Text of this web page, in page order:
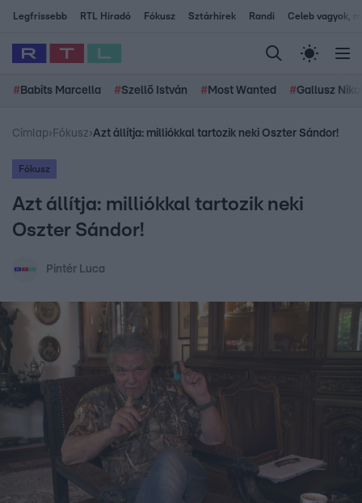
Legfrissebb RTL Híradó Fókusz Sztárhírek Randi Celeb vagyok,
# Babits Marcella #Szellő István # Most Wanted #Gallusz
Címlap› Fókusz›Azt állítja: milliókkal tartozik neki Oszter Sándor!
Fókusz
Azt állítja: milliókkal tartozik neki
Oszter Sándor!
Pintér Luca